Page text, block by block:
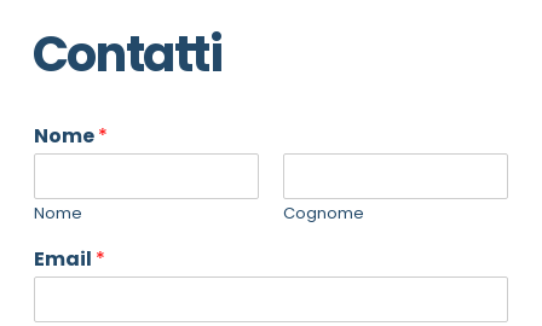
Contatti
Nome*
Nome Cognome
Email *